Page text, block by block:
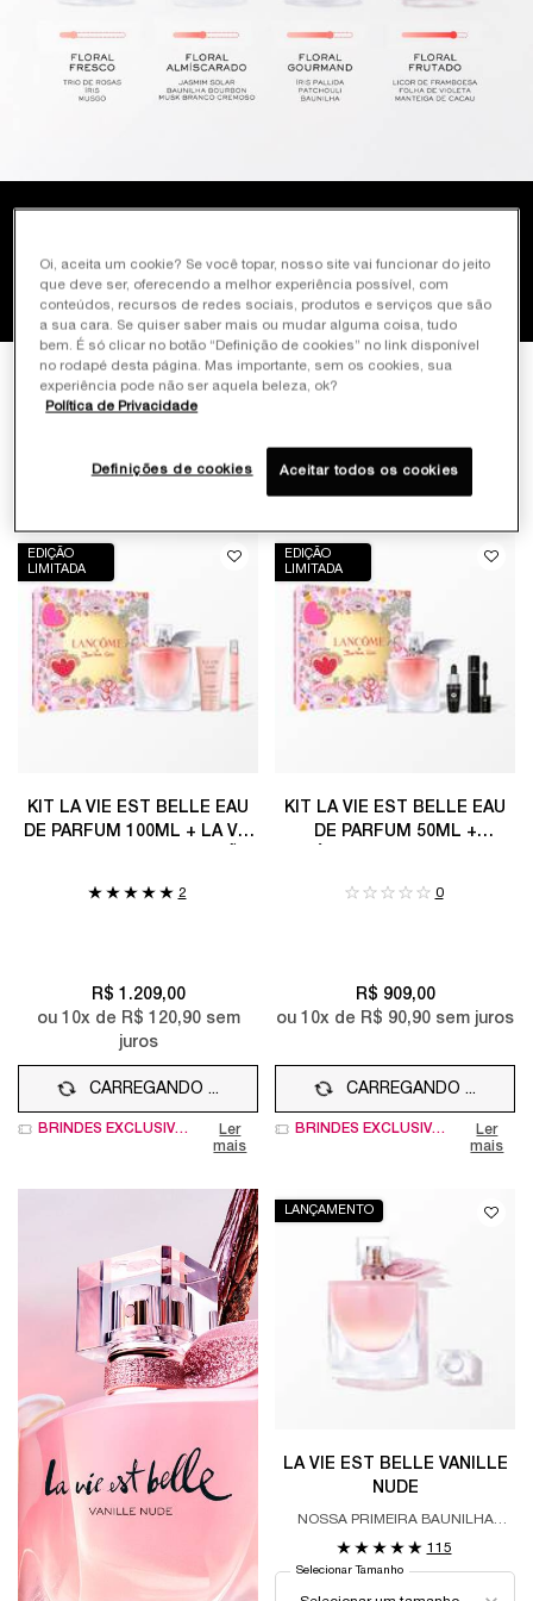
PERFUMES FEMININOS: LINHA LA VIE EST BELLE
Home PERFUMES
Filtrar Por
12 produtos
EDIÇÃO
LIMITADA
KIT LA VIE EST BELLE EAU
DE PARFUM 100ML + LA VIE
2
R$ 1.209,00
ou 10x de R$ 120,90sem
juros
CARREGANDO ...
BRINDES EXCLUSIVOS
Ler
mais
EDIÇÃO
LIMITADA
KIT LA VIE EST BELLE EAU
DE PARFUM 50ML +
MÁSCARA HYPNOSE 2ML
0
R$ 909,00
ou 10x de R$ 90,90 sem juros
CARREGANDO ...
BRINDES EXCLUSIVOS
Ler
mais
LANÇAMENTO
LA VIE EST BELLE VANILLE
NUDE
NOSSA PRIMEIRA BAUNILHA
115
Selecionar Tamanho
Oi, aceita um cookie? Se você topar, nosso site vai funcionar do jeito
que deve ser, oferecendo a melhor experiência possível, com
conteúdos, recursos de redes sociais, produtos e serviços que são
a sua cara. Se quiser saber mais ou mudar alguma coisa, tudo
bem. É só clicar no botão “Definição de cookies” no link disponível
no rodapé desta página. Mas importante, sem os cookies, sua
experiência pode não ser aquela beleza, ok?
Política de Privacidade
Definições de cookies Aceitar todos os cookies